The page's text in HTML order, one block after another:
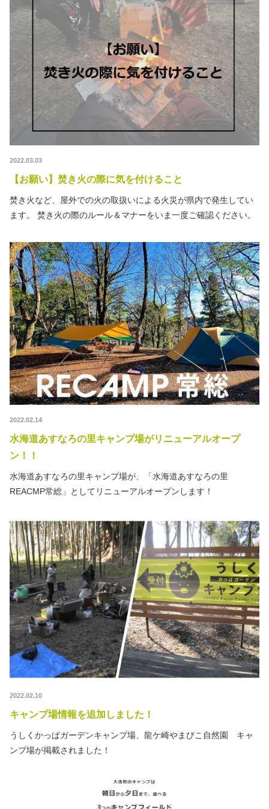
利用規約
プライバシーポリシー
2022.03.03
【お願い】焚き火の際に気を付けること
焚き火など、屋外での火の取扱いによる火災が県内で発生してい
ます。 焚き火の際のルール＆マナーをいま一度ご確認ください。
2022.02.14
水海道あすなろの里キャンプ場がリニューアルオープ
ン！！
水海道あすなろの里キャンプ場が、「水海道あすなろの里
REACMP常総」としてリニューアルオープンします！
2022.02.10
キャンプ場情報を追加しました！
うしくかっぱガーデンキャンプ場、龍ケ崎やまびこ自然園 キャ
ンプ場が掲載されました！